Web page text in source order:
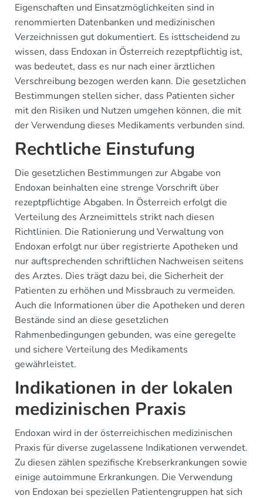
Eigenschaften und Einsatzmöglichkeiten sind in
renommierten Datenbanken und medizinischen
Verzeichnissen gut dokumentiert. Es isttscheidend zu
wissen, dass Endoxan in Österreich rezeptpflichtig ist,
was bedeutet, dass es nur nach einer ärztlichen
Verschreibung bezogen werden kann. Die gesetzlichen
Bestimmungen stellen sicher, dass Patienten sicher
mit den Risiken und Nutzen umgehen können, die mit
der Verwendung dieses Medikaments verbunden sind.
Rechtliche Einstufung
Die gesetzlichen Bestimmungen zur Abgabe von
Endoxan beinhalten eine strenge Vorschrift über
rezeptpflichtige Abgaben. In Österreich erfolgt die
Verteilung des Arzneimittels strikt nach diesen
Richtlinien. Die Rationierung und Verwaltung von
Endoxan erfolgt nur über registrierte Apotheken und
nur auftsprechenden schriftlichen Nachweisen seitens
des Arztes. Dies trägt dazu bei, die Sicherheit der
Patienten zu erhöhen und Missbrauch zu vermeiden.
Auch die Informationen über die Apotheken und deren
Bestände sind an diese gesetzlichen
Rahmenbedingungen gebunden, was eine geregelte
und sichere Verteilung des Medikaments
gewährleistet.
Indikationen in der lokalen
medizinischen Praxis
Endoxan wird in der österreichischen medizinischen
Praxis für diverse zugelassene Indikationen verwendet.
Zu diesen zählen spezifische Krebserkrankungen sowie
einige autoimmune Erkrankungen. Die Verwendung
von Endoxan bei speziellen Patientengruppen hat sich